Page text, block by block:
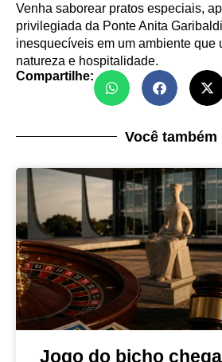
Venha saborear pratos especiais,
privilegiada da Ponte Anita
inesquecíveis em um ambiente que
natureza e hospitalidade.
Compartilhe:
Você
Jogo do bicho